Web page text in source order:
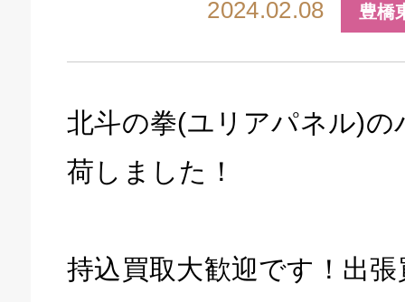
2024.02.08 豊橋
北斗の拳(ユリアパネル)の
荷しました！
持込買取大歓迎です！出